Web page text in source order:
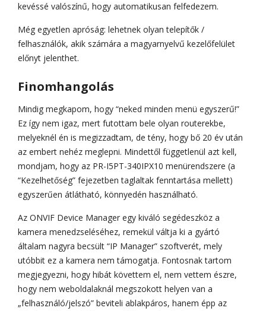
kevéssé valószínű, hogy automatikusan felfedezem.
Még egyetlen apróság: lehetnek olyan telepítők /
felhasználók, akik számára a magyarnyelvű kezelőfelület
előnyt jelenthet.
Finomhangolás
Mindig megkapom, hogy “neked minden menü egyszerű!”
Ez így nem igaz, mert futottam bele olyan routerekbe,
melyeknél én is megizzadtam, de tény, hogy bő 20 év után
az embert nehéz meglepni. Mindettől függetlenül azt kell,
mondjam, hogy az PR-I5PT-340IPX10 menürendszere (a
“Kezelhetőség” fejezetben taglaltak fenntartása mellett)
egyszerűen átlátható, könnyedén használható.
Az ONVIF Device Manager egy kiváló segédeszköz a
kamera menedzseléséhez, remekül váltja ki a gyártó
általam nagyra becsült “IP Manager” szoftverét, mely
utóbbit ez a kamera nem támogatja. Fontosnak tartom
megjegyezni, hogy hibát követtem el, nem vettem észre,
hogy nem weboldalaknál megszokott helyen van a
„felhasználó/jelszó” beviteli ablakpáros, hanem épp az